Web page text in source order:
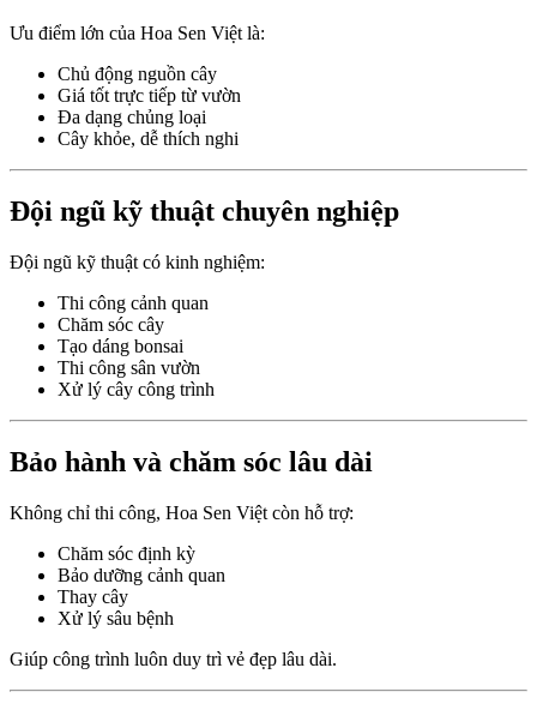
Ưu điểm lớn của Hoa Sen Việt là:
Chủ động nguồn cây
Giá tốt trực tiếp từ vườn
Đa dạng chủng loại
Cây khỏe, dễ thích nghi
Đội ngũ kỹ thuật chuyên nghiệp
Đội ngũ kỹ thuật có kinh nghiệm:
Thi công cảnh quan
Chăm sóc cây
Tạo dáng bonsai
Thi công sân vườn
Xử lý cây công trình
Bảo hành và chăm sóc lâu dài
Không chỉ thi công, Hoa Sen Việt còn hỗ trợ:
Chăm sóc định kỳ
Bảo dưỡng cảnh quan
Thay cây
Xử lý sâu bệnh
Giúp công trình luôn duy trì vẻ đẹp lâu dài.